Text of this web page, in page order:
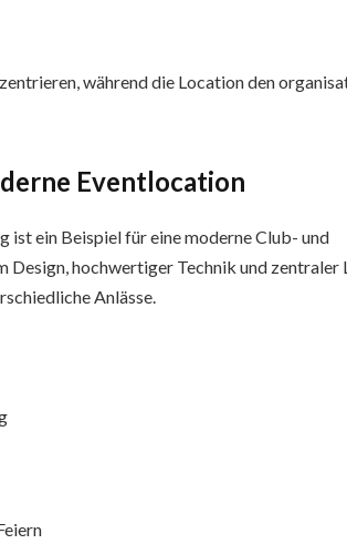
während die Location den
Eventlocation
ist ein Beispiel für eine moderne Club- und
hochwertiger Technik und zentraler
Anlässe.